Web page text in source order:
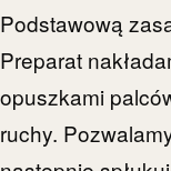
Podstawową
Preparat
opuszkami
ruchy.